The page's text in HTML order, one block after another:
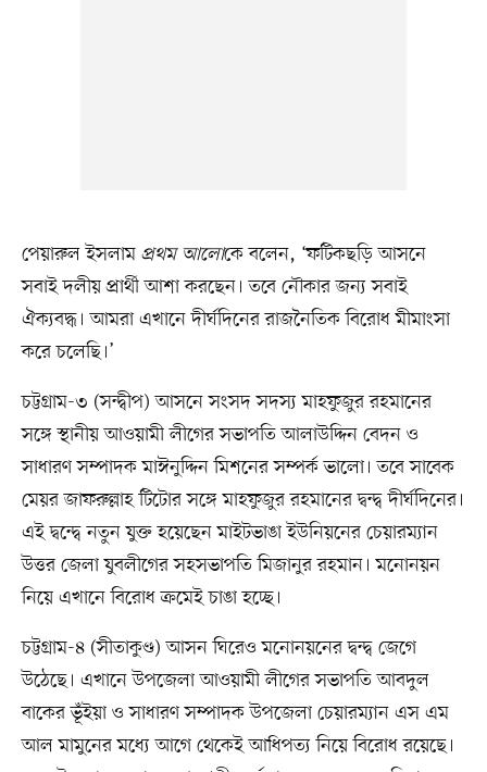
পেয়ারুল ইসলাম প্রথম আলোকে বলেন, ‘ফটিকছড়ি আসনে
সবাই দলীয় প্রার্থী আশা করছেন। তবে নৌকার জন্য সবাই
ঐক্যবদ্ধ। আমরা এখানে দীর্ঘদিনের রাজনৈতিক বিরোধ মীমাংসা
করে চলেছি।’
চট্টগ্রাম-৩ (সন্দ্বীপ) আসনে সংসদ সদস্য মাহফুজুর রহমানের
সঙ্গে স্থানীয় আওয়ামী লীগের সভাপতি আলাউদ্দিন বেদন ও
সাধারণ সম্পাদক মাঈনুদ্দিন মিশনের সম্পর্ক ভালো। তবে সাবেক
মেয়র জাফরুল্লাহ টিটোর সঙ্গে মাহফুজুর রহমানের দ্বন্দ্ব দীর্ঘদিনের।
এই দ্বন্দ্বে নতুন যুক্ত হয়েছেন মাইটভাঙা ইউনিয়নের চেয়ারম্যান
উত্তর জেলা যুবলীগের সহসভাপতি মিজানুর রহমান। মনোনয়ন
নিয়ে এখানে বিরোধ ক্রমেই চাঙা হচ্ছে।
চট্টগ্রাম-৪ (সীতাকুণ্ড) আসন ঘিরেও মনোনয়নের দ্বন্দ্ব জেগে
উঠেছে। এখানে উপজেলা আওয়ামী লীগের সভাপতি আবদুল
বাকের ভূঁইয়া ও সাধারণ সম্পাদক উপজেলা চেয়ারম্যান এস এম
আল মামুনের মধ্যে আগে থেকেই আধিপত্য নিয়ে বিরোধ রয়েছে।